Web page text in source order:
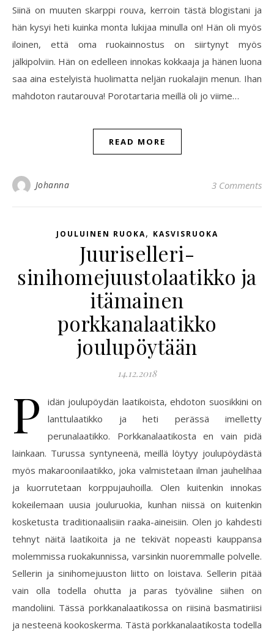
Siinä on muuten skarppi rouva, kerroin tästä blogistani ja
hän kysyi heti kuinka monta lukijaa minulla on! Hän oli myös
iloinen, että oma ruokainnostus on siirtynyt myös
jälkipolviin. Hän on edelleen innokas kokkaaja ja hänen luona
saa aina estelyistä huolimatta neljän ruokalajin menun. Ihan
mahdoton rautarouva! Porotartaria meillä oli jo viime…
READ MORE
Johanna 3 Comments
JOULUINEN RUOKA, KASVISRUOKA
Juuriselleri-
sinihomejuustolaatikko ja
itämainen
porkkanalaatikko
joulupöytään
14.12.2018
P
idän joulupöydän laatikoista, ehdoton suosikkini on
lanttulaatikko ja heti perässä imelletty
perunalaatikko. Porkkanalaatikosta en vain pidä
lainkaan. Turussa syntyneenä, meillä löytyy joulupöydästä
myös makaroonilaatikko, joka valmistetaan ilman jauhelihaa
ja kuorrutetaan korppujauhoilla. Olen kuitenkin innokas
kokeilemaan uusia jouluruokia, kunhan niissä on kuitenkin
kosketusta traditionaalisiin raaka-aineisiin. Olen jo kahdesti
tehnyt näitä laatikoita ja ne tekivät nopeasti kauppansa
molemmissa ruokakunnissa, varsinkin nuoremmalle polvelle.
Sellerin ja sinihomejuuston liitto on loistava. Sellerin pitää
vain olla todella ohutta ja paras työväline siihen on
mandoliini. Tässä porkkanalaatikossa on riisinä basmatiriisi
ja nesteenä kookoskerma. Tästä porkkanalaatikosta todella